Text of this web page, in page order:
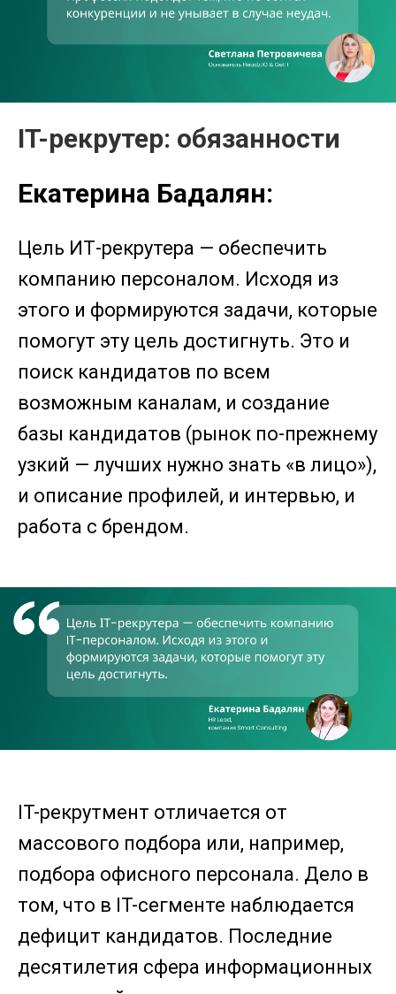
IT-рекрутер: обязанности
Екатерина Бадалян:
Цель ИТ-рекрутера — обеспечить
компанию персоналом. Исходя из
этого и формируются задачи, которые
помогут эту цель достигнуть. Это и
поиск кандидатов по всем
возможным каналам, и создание
базы кандидатов (рынок по-прежнему
узкий — лучших нужно знать «в лицо»),
и описание профилей, и интервью, и
работа с брендом.
IT-рекрутмент отличается от
массового подбора или, например,
подбора офисного персонала. Дело в
том, что в IT-сегменте наблюдается
дефицит кандидатов. Последние
десятилетия сфера информационных